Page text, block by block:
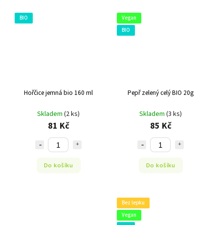
BIO
Hořčice jemná bio 160 ml
Skladem (2 ks)
81 Kč
Do košíku
Vegan
BIO
Pepř zelený celý BIO 20g
Skladem (3 ks)
85 Kč
Do košíku
Bez lepku
Vegan